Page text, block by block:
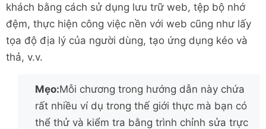
khách bằng cách sử dụng lưu trữ web, tệp bộ nhớ
đệm, thực hiện công việc nền với web cũng như lấy
tọa độ địa lý của người dùng, tạo ứng dụng kéo và
thả, v.v.
Mẹo:Mỗi chương trong hướng dẫn này chứa
rất nhiều ví dụ trong thế giới thực mà bạn có
thể thử và kiểm tra bằng trình chỉnh sửa trực